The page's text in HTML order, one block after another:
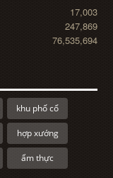
17,003
247,869
76,535,694
khu phố cổ
hợp xướng
ẩm thực